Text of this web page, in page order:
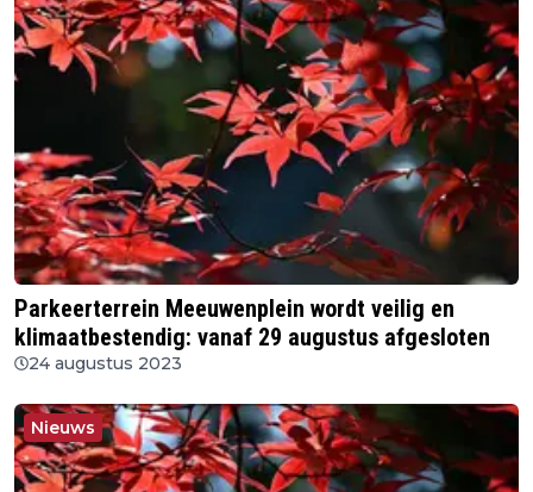
Parkeerterrein Meeuwenplein wordt veilig en
klimaatbestendig: vanaf 29 augustus afgesloten
24 augustus 2023
Nieuws